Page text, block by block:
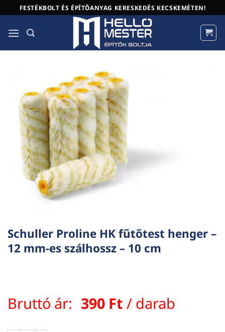
to
content
FESTÉKBOLT ÉS ÉPÍTŐANYAG KERESKEDÉS KECSKEMÉTEN!
Schuller Proline HK fűtőtest henger –
12 mm-es szálhossz – 10 cm
Bruttó ár: 390 Ft / darab